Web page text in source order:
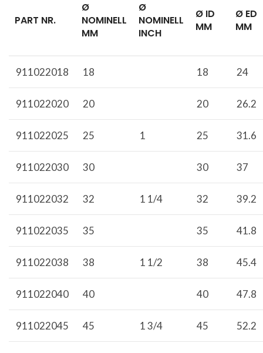
PART NR.
Ø
NOMINELL
MM
Ø
NOMINELL
INCH
Ø ID
MM
Ø ED
MM
911022018 18 18 24
911022020 20 20 26.2
911022025 25 1 25 31.6
911022030 30 30 37
911022032 32 1 1/4 32 39.2
911022035 35 35 41.8
911022038 38 1 1/2 38 45.4
911022040 40 40 47.8
911022045 45 1 3/4 45 52.2